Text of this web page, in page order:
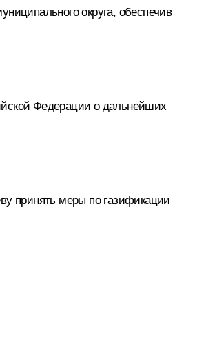
округа, обеспечив
Федерации о дальнейших
принять меры по газификации